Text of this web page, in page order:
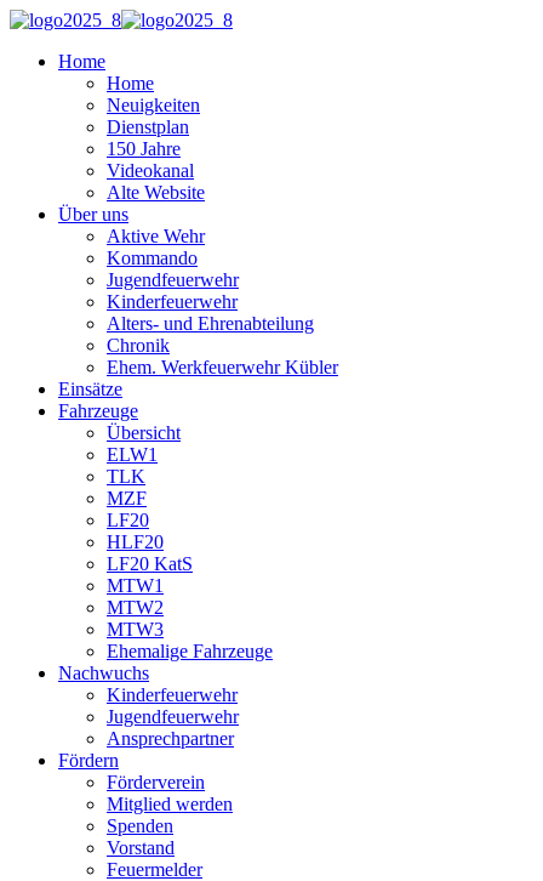
Home
Home
Neuigkeiten
Dienstplan
150 Jahre
Videokanal
Alte Website
Über uns
Aktive Wehr
Kommando
Jugendfeuerwehr
Kinderfeuerwehr
Alters- und Ehrenabteilung
Chronik
Ehem. Werkfeuerwehr Kübler
Einsätze
Fahrzeuge
Übersicht
ELW1
TLK
MZF
LF20
HLF20
LF20 KatS
MTW1
MTW2
MTW3
Ehemalige Fahrzeuge
Nachwuchs
Kinderfeuerwehr
Jugendfeuerwehr
Ansprechpartner
Fördern
Förderverein
Mitglied werden
Spenden
Vorstand
Feuermelder